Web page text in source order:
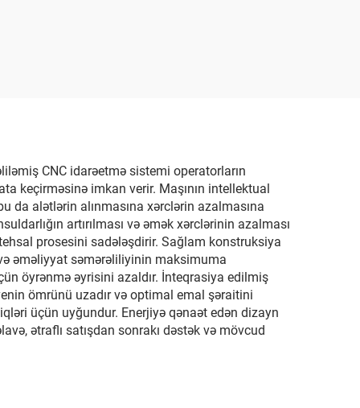
CNC idarəetmə sistemi operatorların
keçirməsinə imkan verir. Maşının intellektual
da alətlərin alınmasına xərclərin azalmasına
artırılması və əmək xərclərinin azalması
prosesini sadələşdirir. Sağlam konstruksiya
əməliyyat səmərəliliyinin maksimuma
öyrənmə əyrisini azaldır. İnteqrasiya edilmiş
ömrünü uzadır və optimal emal şəraitini
üçün uyğundur. Enerjiyə qənaət edən dizayn
ətraflı satışdan sonrakı dəstək və mövcud